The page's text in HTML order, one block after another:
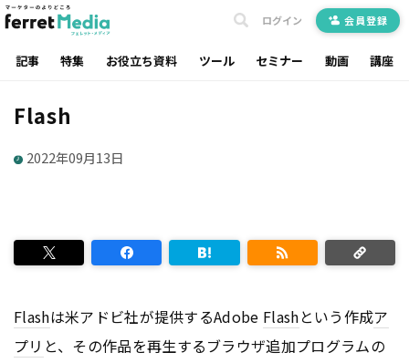
記事 特集 お役立ち資料 ツール セミナー 動画 講座
ログイン 会員登録
Flash
2022年09月13日
Flashは米アドビ社が提供するAdobe Flashという作成ア
プリ と、その作品を再生するブラウザ追加プログラムの